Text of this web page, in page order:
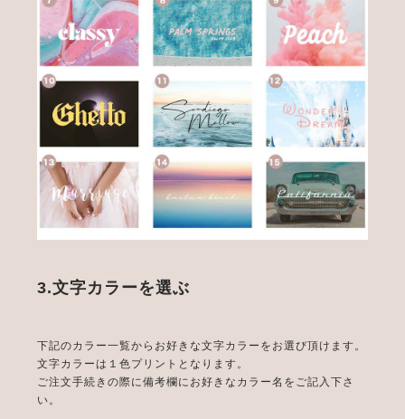
3.文字カラーを選ぶ
下記のカラー一覧からお好きな文字カラーをお選び頂けます。
文字カラーは１色プリントとなります。
ご注文手続きの際に備考欄にお好きなカラー名をご記入下さ
い。